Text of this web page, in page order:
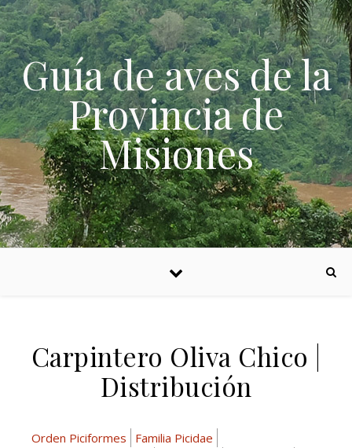
Skip to content
Guía de aves de la
Provincia de
Misiones
Carpintero Oliva Chico |
Distribución
Orden Piciformes
Familia Picidae